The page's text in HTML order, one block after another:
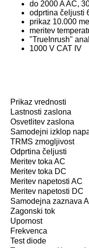
do 2000 A AC,
odprtina čeljusti
prikaz 10.000
meritev
"TrueInrush"
1000 V CAT IV
Prikaz vrednosti
Lastnosti zaslona
Osvetlitev zaslona
Samodejni izklop
TRMS zmogljivost
Odprtina čeljusti
Meritev toka AC
Meritev toka DC
Meritev napetosti AC
Meritev napetosti DC
Samodejna zaznava
Zagonski tok
Upornost
Frekvenca
Test diode